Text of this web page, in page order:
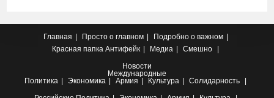
Главная Просто о главном
Подробно о важном
Красная папка Антифейк Медиа
Смешно
Новости
Международные
Политика
Экономика Армия Культура
Солидарность